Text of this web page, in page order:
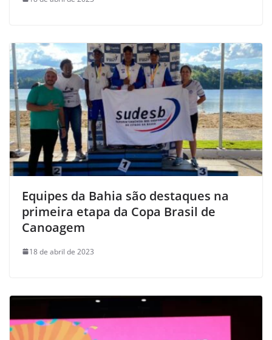
Equipes da Bahia são destaques na
primeira etapa da Copa Brasil de
Canoagem
18 de abril de 2023